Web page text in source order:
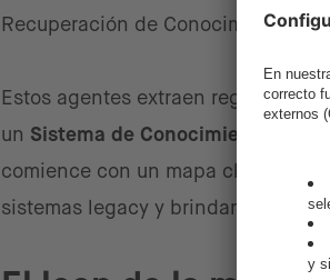
Recuperación de Conocimiento
Estos agentes extraen reglas de
un Sistema de Conocimiento
comience con un mapa claro y
sistemas legacy y brindando